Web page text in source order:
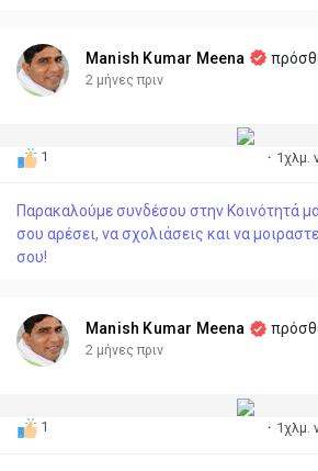
Manish Kumar Meena
2 μήνες πριν
1 · 1χλμ.
Παρακαλούμε συνδέσου στην Κοινότητά
σου αρέσει, να σχολιάσεις και να
σου!
Manish Kumar Meena
2 μήνες πριν
1 · 1χλμ.